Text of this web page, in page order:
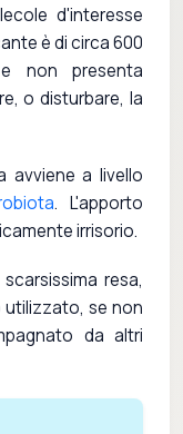
d'interesse
è di circa 600
non presenta
o disturbare, la
avviene a livello
. L'apporto
irrisorio.
resa,
se non
da altri